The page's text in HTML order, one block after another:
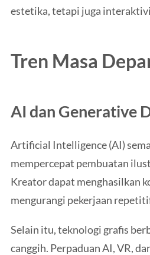
estetika, tetapi juga
Tren Masa
AI dan Generative
Artificial Intelligence (AI)
mempercepat pembuatan
Kreator dapat menghasilkan
mengurangi pekerjaan
Selain itu, teknologi grafis
canggih. Perpaduan AI, VR,